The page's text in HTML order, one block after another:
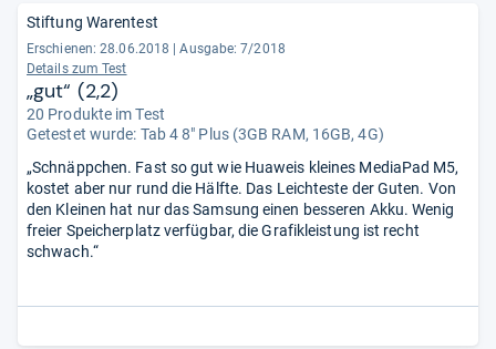
Stiftung Warentest
Erschienen: 28.06.2018
Ausgabe: 7/2018
Details zum Test
„gut“ (2,2)
20 Produkte im Test
Getestet wurde: Tab 4 8" Plus (3GB RAM, 16GB, 4G)
„Schnäppchen. Fast so gut wie Huaweis kleines MediaPad M5,
kostet aber nur rund die Hälfte. Das Leichteste der Guten. Von
den Kleinen hat nur das Samsung einen besseren Akku. Wenig
freier Speicherplatz verfügbar, die Grafikleistung ist recht
schwach.“